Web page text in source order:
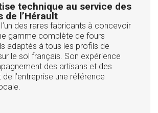
technique au service des
de l’Hérault
des rares fabricants à concevoir
gamme complète de fours
adaptés à tous les profils de
le sol français. Son expérience
des artisans et des
de l’entreprise une référence